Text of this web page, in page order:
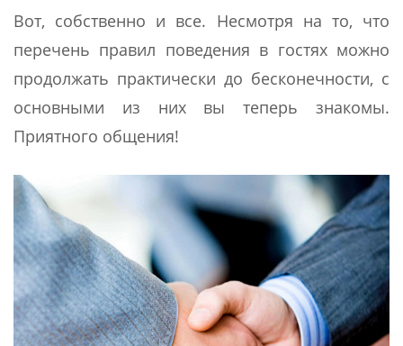
Вот, собственно и все. Несмотря на то, что
перечень правил поведения в гостях можно
продолжать практически до бесконечности, с
основными из них вы теперь знакомы.
Приятного общения!